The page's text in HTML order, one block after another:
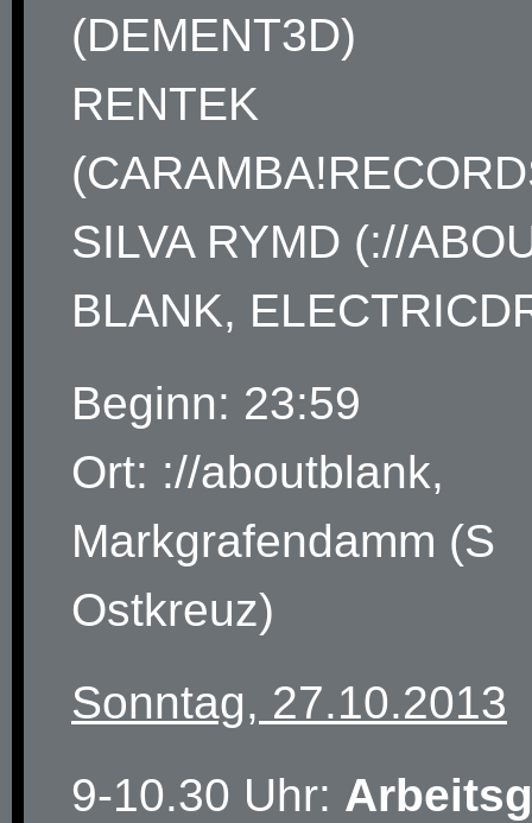
(DEMENT3D)
RENTEK
SILVA RYMD (://
BLANK,
Beginn: 23:59
Ort: ://aboutblank,
Markgrafendamm (S
Ostkreuz)
Sonntag, 27.10.2013
9-10.30 Uhr: